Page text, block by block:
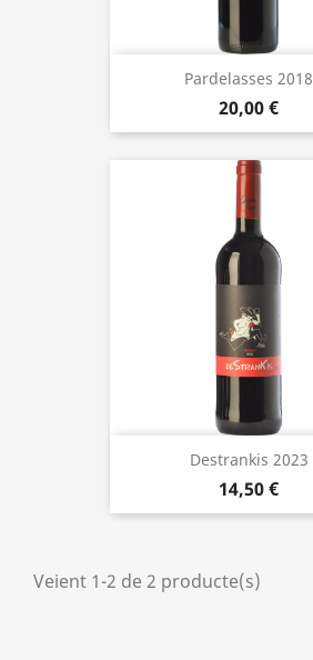
Pardelasses 2018
20,00 €
Destrankis 2023
14,50 €
Veient 1-2 de 2 producte(s)